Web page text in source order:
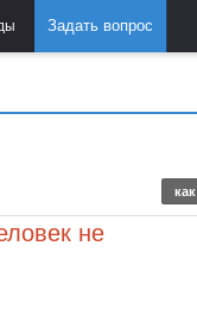
Задать вопрос
как
не